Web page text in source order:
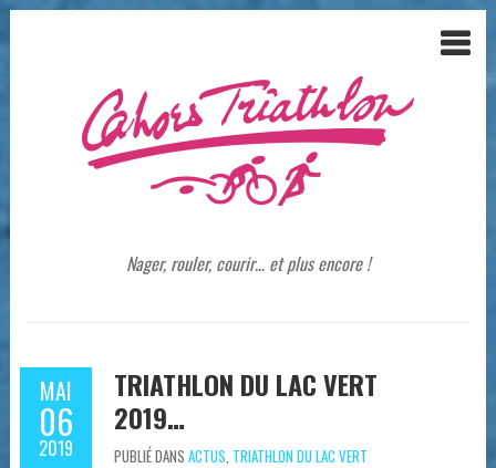
Nager, rouler, courir… et plus encore !
MAI
06
2019
TRIATHLON DU LAC VERT
2019…
PUBLIÉ DANS ACTUS TRIATHLON DU LAC VERT